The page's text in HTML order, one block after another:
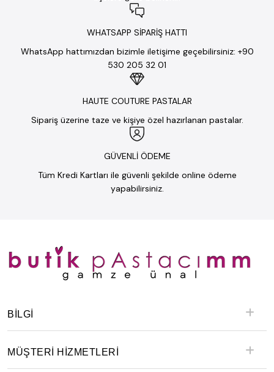
WHATSAPP SİPARİŞ HATTI
WhatsApp hattımızdan bizimle iletişime geçebilirsiniz: +90
530 205 32 01
HAUTE COUTURE PASTALAR
Sipariş üzerine taze ve kişiye özel hazırlanan pastalar.
GÜVENLİ ÖDEME
Tüm Kredi Kartları ile güvenli şekilde online ödeme
yapabilirsiniz.
BILGI
MÜŞTERİ HİZMETLERİ